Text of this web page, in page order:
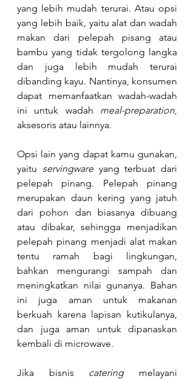
yang lebih mudah terurai. Atau opsi
yang lebih baik, yaitu alat dan wadah
makan dari pelepah pisang atau
bambu yang tidak tergolong langka
dan juga lebih mudah terurai
dibanding kayu. Nantinya, konsumen
dapat memanfaatkan wadah-wadah
ini untuk wadah meal-preparation,
aksesoris atau lainnya.
Opsi lain yang dapat kamu gunakan,
yaitu servingware yang terbuat dari
pelepah pinang. Pelepah pinang
merupakan daun kering yang jatuh
dari pohon dan biasanya dibuang
atau dibakar, sehingga menjadikan
pelepah pinang menjadi alat makan
tentu ramah bagi lingkungan,
bahkan mengurangi sampah dan
meningkatkan nilai gunanya. Bahan
ini juga aman untuk makanan
berkuah karena lapisan kutikulanya,
dan juga aman untuk dipanaskan
kembali di microwave.
Jika bisnis catering